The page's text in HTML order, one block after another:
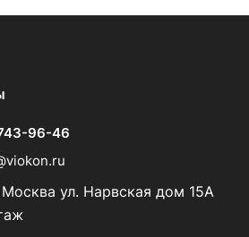
96-46
Москва ул. Нарвская дом 15А